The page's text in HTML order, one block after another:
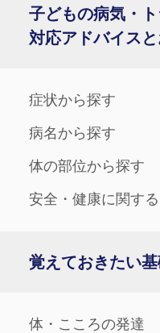
子どもの病気・
対応アドバイス
症状から探す
病名から探す
体の部位から探す
安全・健康に関す
覚えておきたい
体・こころの発達